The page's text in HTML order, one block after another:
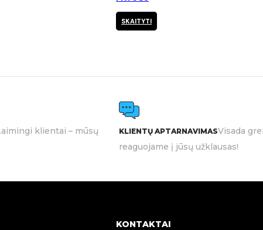
SKAITYTI
klientai – mūsų
KLIENTŲ APTARNAVIMASVisada
reaguojame į jūsų užklausas!
KONTAKTAI